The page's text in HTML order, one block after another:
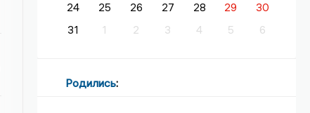
24
25 26 27 28 29
30
31
1 2 3 4 5 6
Родились: